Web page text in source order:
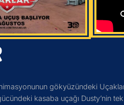
gökyüzündeki
kasaba uçağı Dusty’nin